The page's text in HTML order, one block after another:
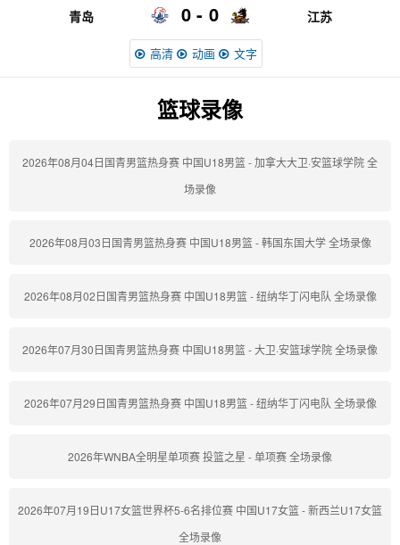
青岛 0 江苏
0
高清 动画 文字
篮球录像
2026年08月04日国青男篮热身赛 中国U18男篮 - 加拿大大卫·安篮球学院 全
场录像
2026年08月03日国青男篮热身赛 中国U18男篮 - 韩国东国大学 全场录像
2026年08月02日国青男篮热身赛 中国U18男篮 - 纽纳华丁闪电队 全场录像
2026年07月30日国青男篮热身赛 中国U18男篮 - 大卫·安篮球学院 全场录像
2026年07月29日国青男篮热身赛 中国U18男篮 - 纽纳华丁闪电队 全场录像
2026年WNBA全明星单项赛 投篮之星 - 单项赛 全场录像
2026年07月19日U17女篮世界杯5-6名排位赛 中国U17女篮 - 新西兰U17女篮
全场录像